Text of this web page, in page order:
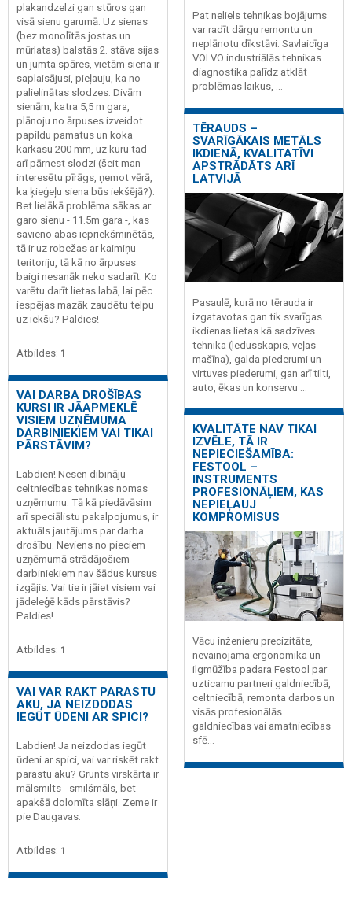
plakandzelzi gan stūros gan
visā sienu garumā. Uz sienas
(bez monolītās jostas un
mūrlatas) balstās 2. stāva sijas
un jumta spāres, vietām siena ir
saplaisājusi, pieļauju, ka no
palielinātas slodzes. Divām
sienām, katra 5,5 m gara,
plānoju no ārpuses izveidot
papildu pamatus un koka
karkasu 200 mm, uz kuru tad
arī pārnest slodzi (šeit man
interesētu pīrāgs, ņemot vērā,
ka ķieģeļu siena būs iekšējā?).
Bet lielākā problēma sākas ar
garo sienu - 11.5m gara -, kas
savieno abas iepriekšminētās,
tā ir uz robežas ar kaimiņu
teritoriju, tā kā no ārpuses
baigi nesanāk neko sadarīt. Ko
varētu darīt lietas labā, lai pēc
iespējas mazāk zaudētu telpu
uz iekšu? Paldies!
Atbildes: 1
VAI DARBA DROŠĪBAS
KURSI IR JĀAPMEKLĒ
VISIEM UZŅĒMUMA
DARBINIEKIEM VAI TIKAI
PĀRSTĀVIM?
Labdien! Nesen dibināju
celtniecības tehnikas nomas
uzņēmumu. Tā kā piedāvāsim
arī speciālistu pakalpojumus, ir
aktuāls jautājums par darba
drošību. Neviens no pieciem
uzņēmumā strādājošiem
darbiniekiem nav šādus kursus
izgājis. Vai tie ir jāiet visiem vai
jādeleģē kāds pārstāvis?
Paldies!
Atbildes: 1
VAI VAR RAKT PARASTU
AKU, JA NEIZDODAS
IEGŪT ŪDENI AR SPICI?
Labdien! Ja neizdodas iegūt
ūdeni ar spici, vai var riskēt rakt
parastu aku? Grunts virskārta ir
mālsmilts - smilšmāls, bet
apakšā dolomīta slāņi. Zeme ir
pie Daugavas.
Atbildes: 1
Pat neliels tehnikas bojājums
var radīt dārgu remontu un
neplānotu dīkstāvi. Savlaicīga
VOLVO industriālās tehnikas
diagnostika palīdz atklāt
problēmas laikus, ...
TĒRAUDS –
SVARĪGĀKAIS METĀLS
IKDIENĀ, KVALITATĪVI
APSTRĀDĀTS ARĪ
LATVIJĀ
Pasaulē, kurā no tērauda ir
izgatavotas gan tik svarīgas
ikdienas lietas kā sadzīves
tehnika (ledusskapis, veļas
mašīna), galda piederumi un
virtuves piederumi, gan arī tilti,
auto, ēkas un konservu ...
KVALITĀTE NAV TIKAI
IZVĒLE, TĀ IR
NEPIECIEŠAMĪBA:
FESTOOL –
INSTRUMENTS
PROFESIONĀĻIEM, KAS
NEPIEĻAUJ
KOMPROMISUS
Vācu inženieru precizitāte,
nevainojama ergonomika un
ilgmūžība padara Festool par
uzticamu partneri galdniecībā,
celtniecībā, remonta darbos un
visās profesionālās
galdniecības vai amatniecības
sfē...